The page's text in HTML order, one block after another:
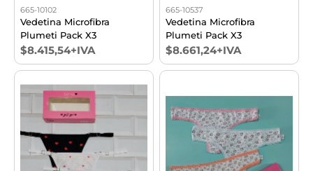
665-10102
Vedetina Microfibra
Plumeti Pack X3
$8.415,54+IVA
665-10537
Vedetina Microfibra
Plumeti Pack X3
$8.661,24+IVA